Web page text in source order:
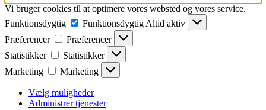
Vi bruger cookies til at optimere vores websted og vores service.
Funktionsdygtig
Funktionsdygtig Altid aktiv
Præferencer
Præferencer
Statistikker
Statistikker
Marketing
Marketing
Vælg muligheder
Administrer tjenester